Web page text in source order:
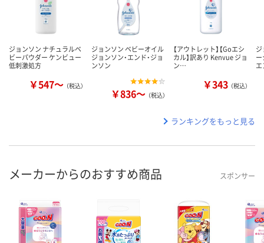
ジョンソン ナチュラルベ
ビーパウダー ケンビュー
低刺激処方
￥547～ （税込）
ジョンソン ベビーオイル
ジョンソン・エンド・ジョ
ンソン
￥836～ （税込）
【アウトレット】【Goエシ
カル】訳あり Kenvue ジョ
ン…
￥343 （税込）
ジ
ランキングをもっと見る
メーカーからのおすすめ商品 スポンサー